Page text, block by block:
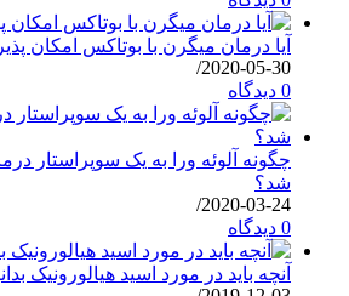
آیا درمان میگرن با بوتاکس امکان
2020-05-30
/
0 دیدگاه
چگونه آلوئه ورا به یک سوپراستار
شد؟
2020-03-24
/
0 دیدگاه
آنچه باید در مورد اسید هیالورونیک